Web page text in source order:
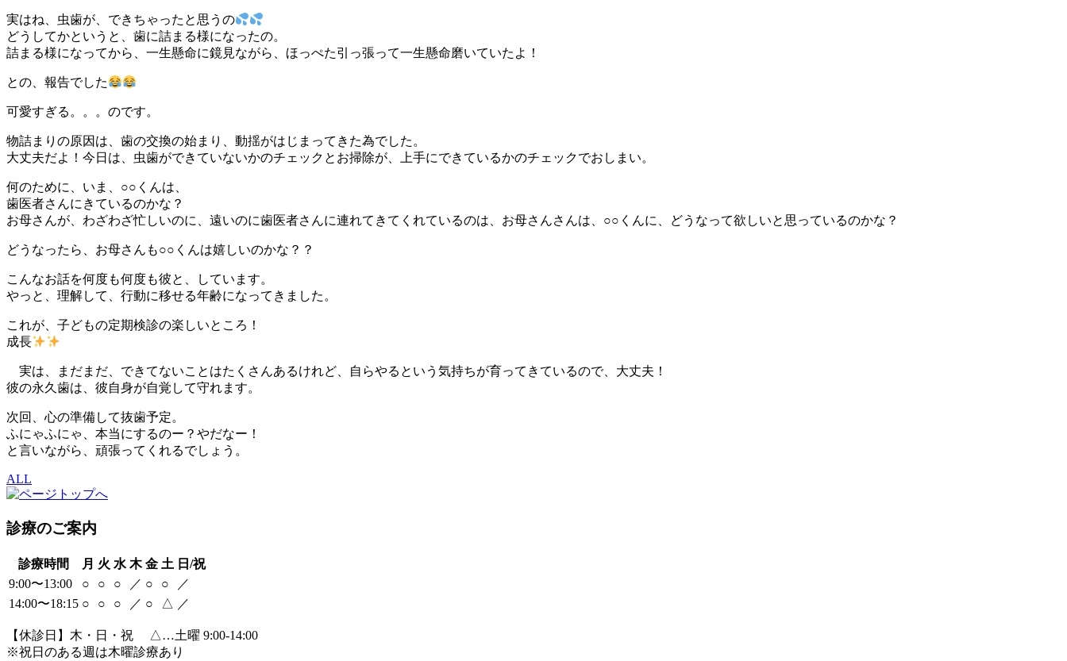
実はね、虫歯が、できちゃったと思うの
どうしてかというと、歯に詰まる様になったの。
詰まる様になってから、一生懸命に鏡見ながら、ほっぺた引っ張って一生懸命磨いていたよ！
との、報告でした
可愛すぎる。。。のです。
物詰まりの原因は、歯の交換の始まり、動揺がはじまってきた為でした。
大丈夫だよ！今日は、虫歯ができていないかのチェックとお掃除が、上手にできているかのチェックでおしまい。
何のために、いま、○○くんは、
歯医者さんにきているのかな？
お母さんが、わざわざ忙しいのに、遠いのに歯医者さんに連れてきてくれているのは、お母さんさんは、○○くんに、どうなって欲しいと思っているのかな？
どうなったら、お母さんも○○くんは嬉しいのかな？？
こんなお話を何度も何度も彼と、しています。
やっと、理解して、行動に移せる年齢になってきました。
これが、子どもの定期検診の楽しいところ！
成長
実は、まだまだ、できてないことはたくさんあるけれど、自らやるという気持ちが育ってきているので、大丈夫！
彼の永久歯は、彼自身が自覚して守れます。
次回、心の準備して抜歯予定。
ふにゃふにゃ、本当にするのー？やだなー！
と言いながら、頑張ってくれるでしょう。
ALL
診療のご案内
診療時間 月 火 水 木 金 土 日/祝
9:00〜13:00
○ ○ ○ ／ ○ ○
／
14:00〜18:15 ○ ○ ○ ／ ○ △ ／
【休診日】木・日・祝 △…土曜 9:00-14:00
※祝日のある週は木曜診療あり